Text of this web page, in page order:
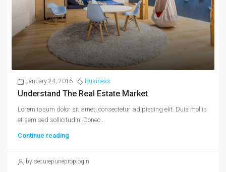
January 24, 2016 Business
Understand The Real Estate Market
Lorem ipsum dolor sit amet, consectetur adipiscing elit. Duis mollis
et sem sed sollicitudin. Donec...
Continue reading
by securepuneproplogin